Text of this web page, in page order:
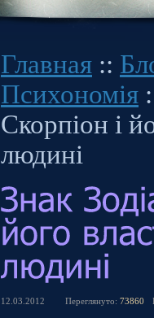
Главная ::
Психономія
Скорпіон і
людині
12.03.2012 Переглянуто: 73860